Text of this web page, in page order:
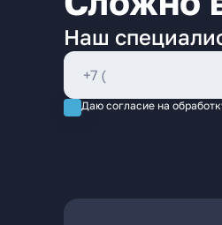
Наш
Даю согласие на